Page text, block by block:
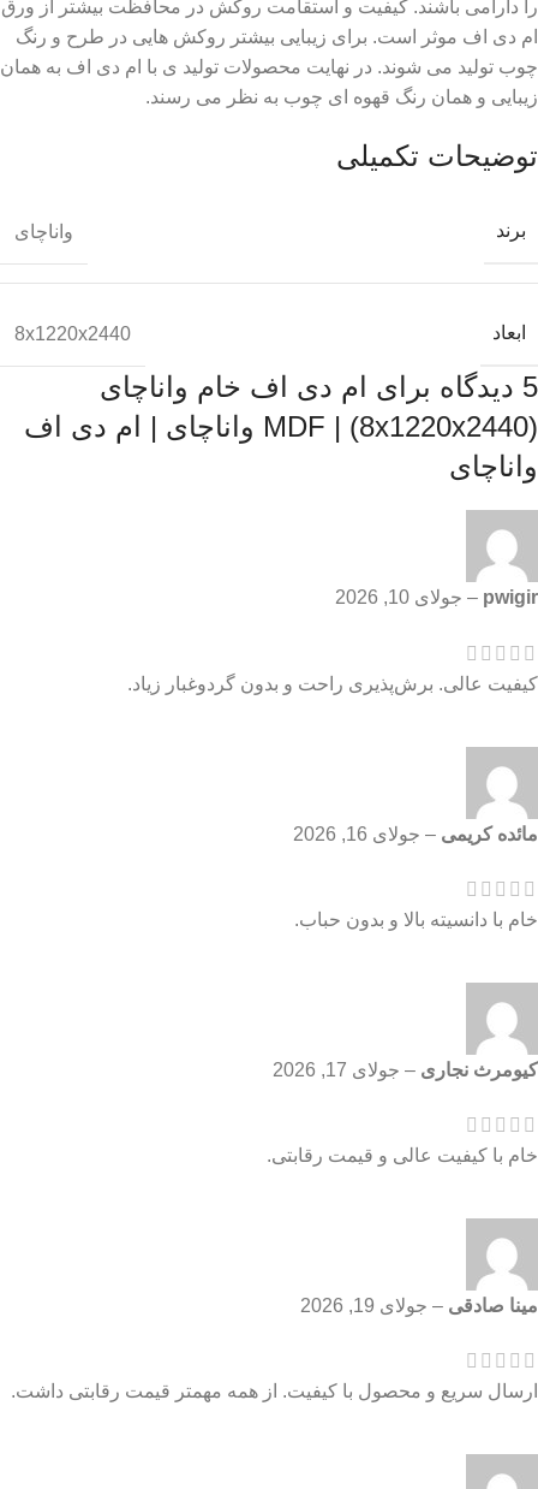
را دارامی باشند. کیفیت و استقامت روکش در محافظت بیشتر از ورق
ام دی اف موثر است. برای زیبایی بیشتر روکش هایی در طرح و رنگ
چوب تولید می شوند. در نهایت محصولات تولید ی با ام دی اف به همان
زیبایی و همان رنگ قهوه ای چوب به نظر می رسند.
توضیحات تکمیلی
برند واناچای
ابعاد 8x1220x2440
5 دیدگاه برای
ام دی اف خام واناچای
(8x1220x2440) | MDF واناچای | ام دی اف
واناچای
pwigir
– جولای 10, 2026
کیفیت عالی. برش‌پذیری راحت و بدون گردوغبار زیاد.
مائده کریمی – جولای 16, 2026
خام با دانسیته بالا و بدون حباب.
کیومرث نجاری – جولای 17, 2026
خام با کیفیت عالی و قیمت رقابتی.
مینا صادقی – جولای 19, 2026
ارسال سریع و محصول با کیفیت. از همه مهمتر قیمت رقابتی داشت.